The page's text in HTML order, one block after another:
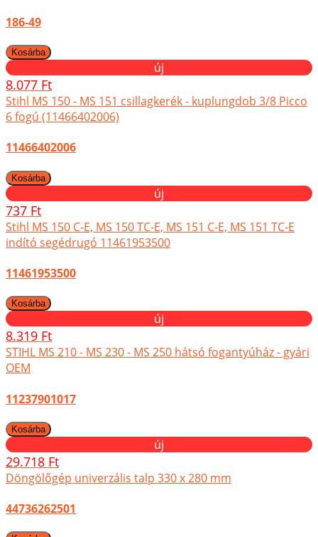
186-49
új
8.077 Ft
Stihl MS 150 - MS 151 csillagkerék - kuplungdob 3/8 Picco
6 fogú (11466402006)
11466402006
új
737 Ft
Stihl MS 150 C-E, MS 150 TC-E, MS 151 C-E, MS 151 TC-E
indító segédrugó 11461953500
11461953500
új
8.319 Ft
STIHL MS 210 - MS 230 - MS 250 hátsó fogantyúház - gyári
OEM
11237901017
új
29.718 Ft
Döngölőgép univerzális talp 330 x 280 mm
44736262501